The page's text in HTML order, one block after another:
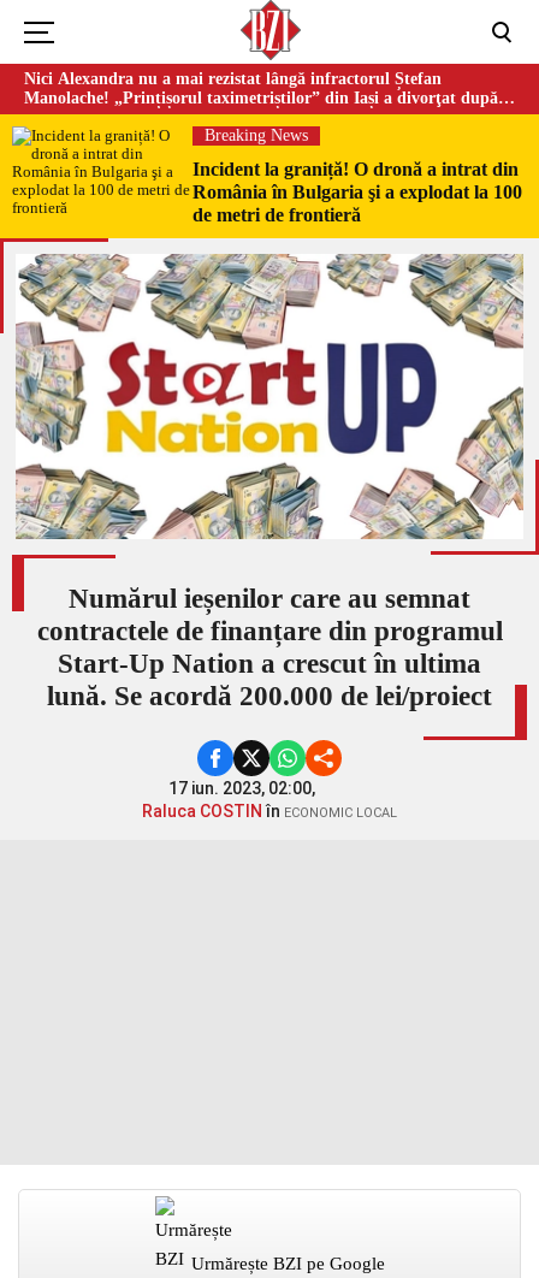
Nici Alexandra nu a mai rezistat lângă infractorul Ștefan
Manolache! „Prințișorul taximetriștilor” din Iași a divorţat după
doi ani de căsnicie
Breaking News
Incident la graniță! O dronă a intrat din
România în Bulgaria şi a explodat la 100
de metri de frontieră
Numărul ieșenilor care au semnat
contractele de finanțare din programul
Start-Up Nation a crescut în ultima
lună. Se acordă 200.000 de lei/proiect
17 iun. 2023, 02:00,
Raluca COSTIN în ECONOMIC LOCAL
Urmărește BZI pe Google